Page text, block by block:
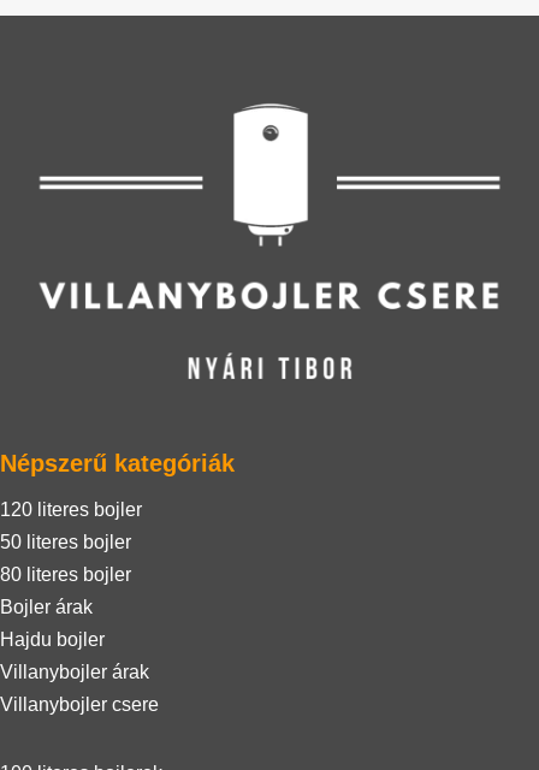
Népszerű kategóriák
120 literes bojler
50 literes bojler
80 literes bojler
Bojler árak
Hajdu bojler
Villanybojler árak
Villanybojler csere